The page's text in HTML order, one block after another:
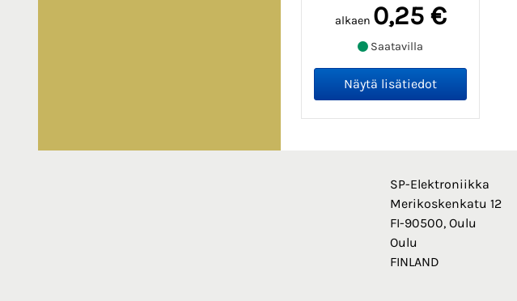
alkaen 0,25 €
Saatavilla
SP-Elektroniikka
Merikoskenkatu 12
FI-90500, Oulu
Oulu
FINLAND